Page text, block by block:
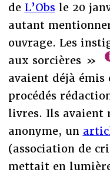
de L’Obsle 20
autant
ouvrage. Les
aux sorcières »
avaient déjà émis
procédés
livres. Ils avaient
anonyme, un
(association de
mettait en